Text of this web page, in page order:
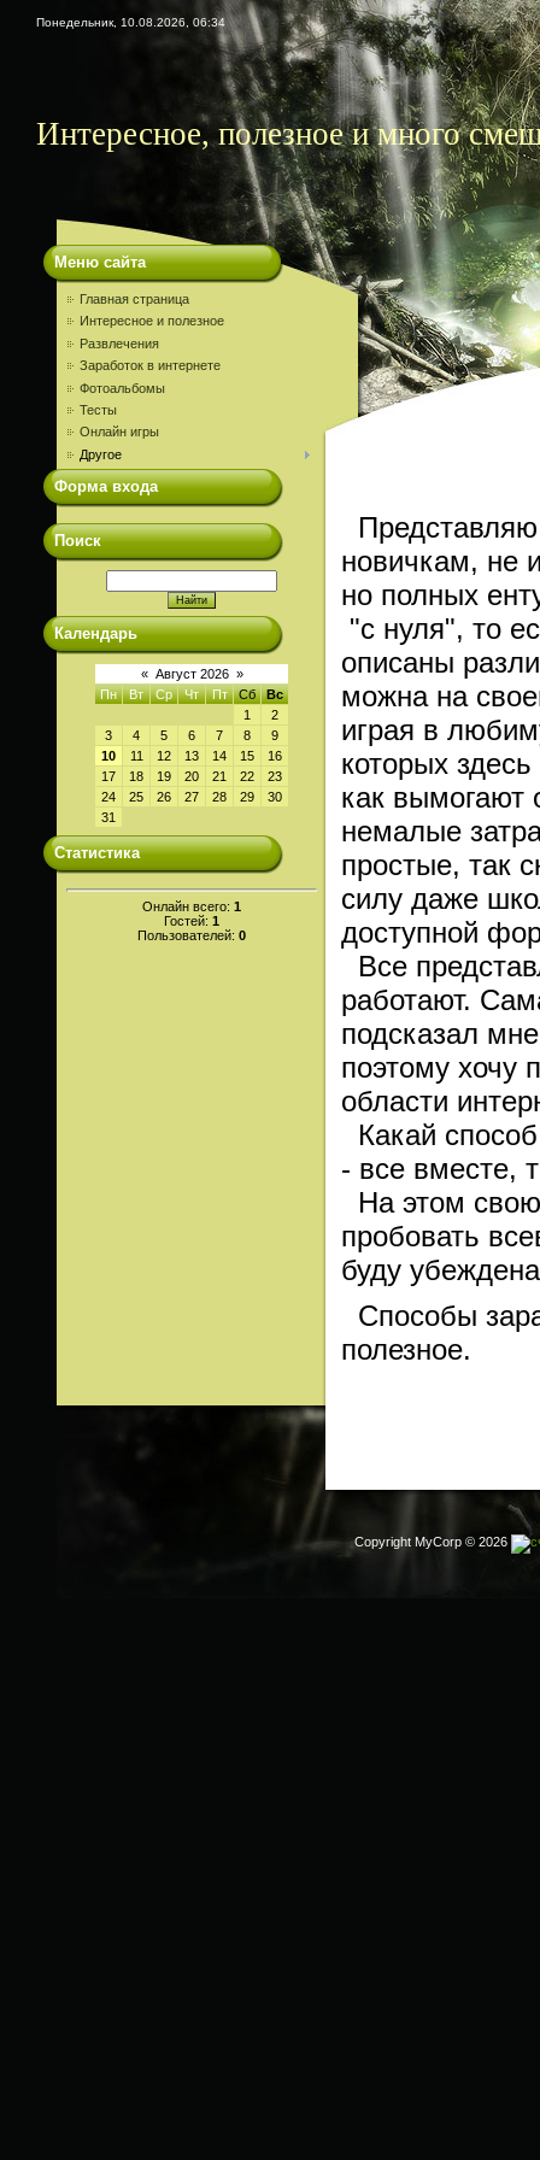
Понедельник, 10.08.2026, 06:34
Интересное, полезное и много
Меню сайта
Главная страница
Интересное и полезное
Развлечения
Заработок в интернете
Фотоальбомы
Тесты
Онлайн игры
Другое
Форма входа
Поиск
Календарь
« Август 2026 »
Пн
Вт Ср Чт Пт Сб
Вс
1
2
3
4 5 6 7 8
9
10
11 12 13 14 15
16
17
18 19 20 21 22
23
24
25 26 27 28 29
30
31
Статистика
Онлайн всего: 1
Гостей: 1
Пользователей: 0
новичкам, не
но полных
"с нуля", то
описаны
можна на
играя в
которых
как вымогают
немалые
простые, так
силу даже
доступной
Все
работают.
подсказал
поэтому хочу
области
Какай
- все вместе,
На этом
пробовать
буду
Способы
полезное.
Copyright MyCorp © 2026